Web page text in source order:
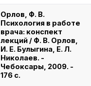
Орлов, Ф. В.
Психология в работе
врача: конспект
лекций / Ф. В. Орлов,
И. Е. Булыгина, Е. Л.
Николаев. -
Чебоксары, 2009. -
176 с.